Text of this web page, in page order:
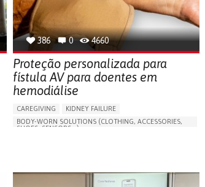
386 0 4660
Proteção personalizada para
fístula AV para doentes em
hemodiálise
CAREGIVING
KIDNEY FAILURE
BODY-WORN SOLUTIONS (CLOTHING, ACCESSORIES,
SHOES, SENSORS...)
KIDNEY FAILURE